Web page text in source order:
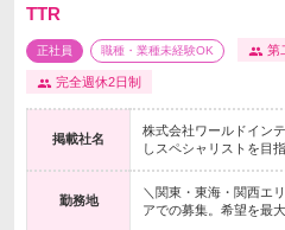
TTR
正社員 職種・業種未経験OK 第
完全週休2日制
掲載社名
株式会社ワールドイン
しスペシャリストを目
勤務地
＼関東・東海・関西エ
アでの募集。希望を最